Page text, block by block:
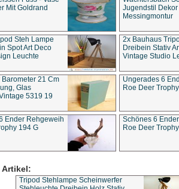
Mit Goldrand
Jugendstil
Messingmontur
Steh Lampe
Spot Art Deco
Leuchte
2x Bauhaus
Dreibein Stativ
Vintage Studio
21 Cm
Glas
5319 19
Ungerades 6
Roe Deer
Ender Rehgeweih
194 G
Schönes 6
Roe Deer
Artikel:
Tripod Stehlampe Scheinwerfer